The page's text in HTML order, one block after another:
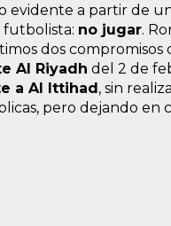
evidente a partir de
no jugar.
dos compromisos
Al Riyadh del 2 de
a Al Ittihad, sin
pero dejando en